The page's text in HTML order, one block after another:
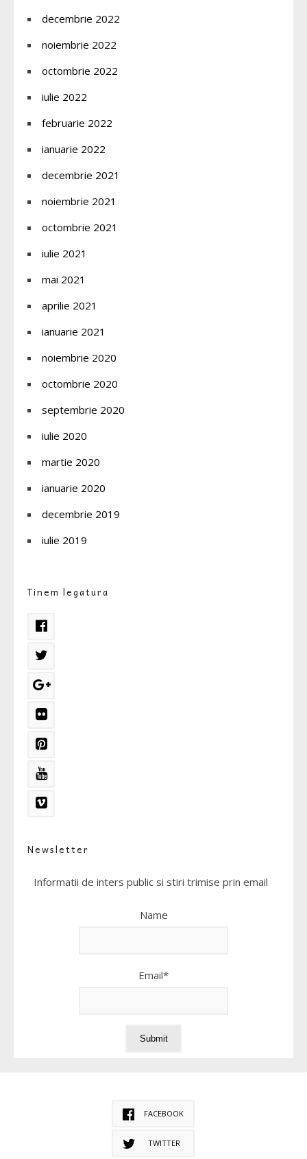
decembrie 2022
noiembrie 2022
octombrie 2022
iulie 2022
februarie 2022
ianuarie 2022
decembrie 2021
noiembrie 2021
octombrie 2021
iulie 2021
mai 2021
aprilie 2021
ianuarie 2021
noiembrie 2020
octombrie 2020
septembrie 2020
iulie 2020
martie 2020
ianuarie 2020
decembrie 2019
iulie 2019
Tinem legatura
Newsletter
Informatii de inters public si stiri trimise prin email
Name
Email*
FACEBOOK
TWITTER